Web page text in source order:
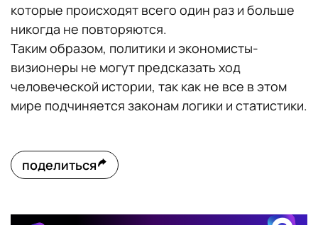
которые происходят всего один раз и больше
никогда не повторяются.
Таким образом, политики и экономисты-
визионеры не могут предсказать ход
человеческой истории, так как не все в этом
мире подчиняется законам логики и статистики.
поделиться